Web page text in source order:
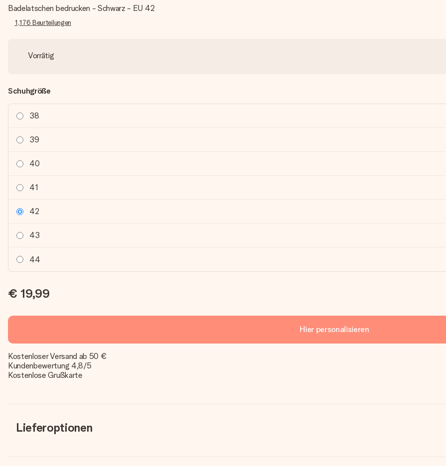
Badelatschen bedrucken - Schwarz - EU 42
1,176 Beurteilungen
Vorrätig
Schuhgröße
38
39
40
41
42
43
44
€ 19,99
Hier personalisieren
Kostenloser Versand ab 50 €
Kundenbewertung 4,8/5
Kostenlose Grußkarte
Lieferoptionen